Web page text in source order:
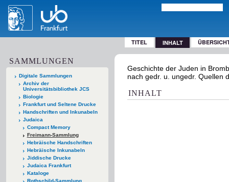
TITEL INHALT
SAMMLUNGEN
Digitale Sammlungen
Archiv der
Universitätsbibliothek JCS
Biologie
Frankfurt und Seltene Drucke
Handschriften und Inkunabeln
Judaica
Compact Memory
Freimann-Sammlung
Hebräische Handschriften
Hebräische Inkunabeln
Jiddische Drucke
Judaica Frankfurt
Kataloge
Rothschild-Sammlung
Geschichte der Juden in
nach gedr. u. ungedr. Quellen
INHALT